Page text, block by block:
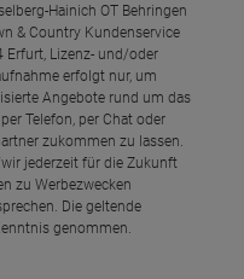
Hainich OT Behringen
& Country Kundenservice
Erfurt, Lizenz- und/oder
erfolgt nur, um
Angebote rund um das
Telefon, per Chat oder
zukommen zu lassen.
jederzeit für die Zukunft
zu Werbezwecken
Die geltende
genommen.